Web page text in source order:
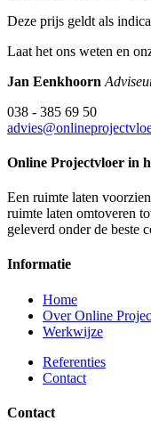
Deze prijs geldt als
Laat het ons weten en
Jan Eenkhoorn
038 - 385 69 50
Online Projectvloer in
Een ruimte laten
ruimte laten omtoveren
geleverd onder de beste
Informatie
Home
Over Online
Werkwijze
Referenties
Contact
Contact